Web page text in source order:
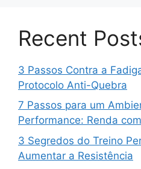
Recent
3 Passos Contra a
Protocolo Anti-Quebra
7 Passos para um
Performance: Renda
3 Segredos do Treino
Aumentar a Resistência